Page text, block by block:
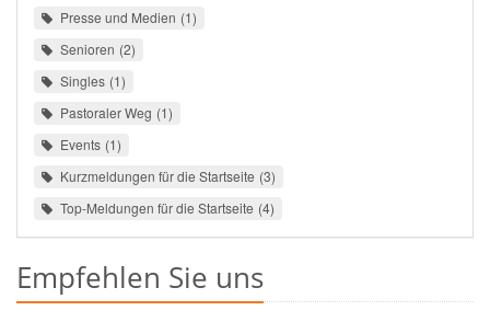
Presse und Medien 1
Senioren 2
Singles 1
Pastoraler Weg 1
Events 1
Kurzmeldungen für die Startseite 3
Top-Meldungen für die Startseite 4
Empfehlen Sie uns